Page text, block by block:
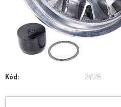
Kód: 241.76